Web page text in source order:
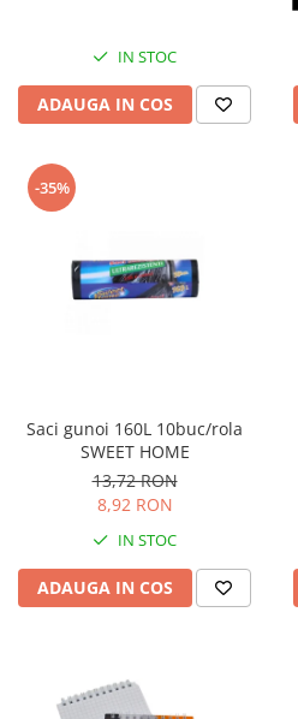
IN STOC
ADAUGA IN COS
-35%
Saci gunoi 160L 10buc/rola
SWEET HOME
13,72 RON
8,92 RON
IN STOC
ADAUGA IN COS